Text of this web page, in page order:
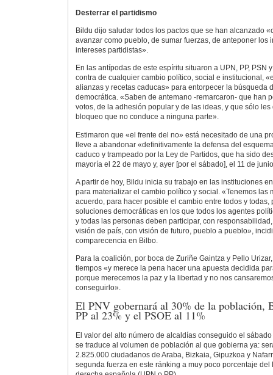
Desterrar el partidismo
Bildu dijo saludar todos los pactos que se han alcanzado
avanzar como pueblo, de sumar fuerzas, de anteponer los
intereses partidistas».
En las antípodas de este espíritu situaron a UPN, PP, PSN
contra de cualquier cambio político, social e institucional,
alianzas y recetas caducas» para entorpecer la búsqueda
democrática. «Saben de antemano -remarcaron- que han
votos, de la adhesión popular y de las ideas, y que sólo
bloqueo que no conduce a ninguna parte».
Estimaron que «el frente del no» está necesitado de una
lleve a abandonar «definitivamente la defensa del
caduco y trampeado por la Ley de Partidos, que ha sido
mayoría el 22 de mayo y, ayer [por el sábado], el 11 de
A partir de hoy, Bildu inicia su trabajo en las instituciones
para materializar el cambio político y social. «Tenemos las
acuerdo, para hacer posible el cambio entre todos y todas,
soluciones democráticas en los que todos los agentes
y todas las personas deben participar, con
visión de país, con visión de futuro, pueblo a pueblo»,
comparecencia en Bilbo.
Para la coalición, por boca de Zuriñe Gaintza y Pello
tiempos «y merece la pena hacer una apuesta decidida
porque merecemos la paz y la libertad y no nos
conseguirlo».
El PNV gobernará al 30% de la población,
PP al 23% y el PSOE al 11%
El valor del alto número de alcaldías conseguido el
se traduce al volumen de población al que gobierna ya:
2.825.000 ciudadanos de Araba, Bizkaia, Gipuzkoa y
segunda fuerza en este ránking a muy poco porcentaje del